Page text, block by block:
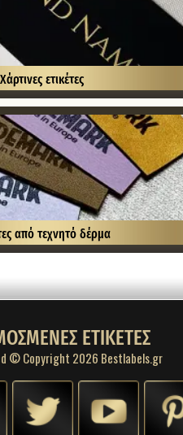
Χάρτινες ετικέτες
από τεχνητό δέρμα
ΕΤΙΚΕΤΕΣ
© Copyright 2026 Bestlabels.gr